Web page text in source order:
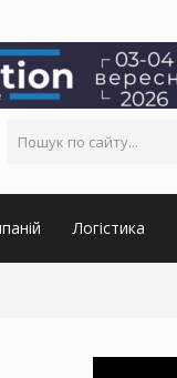
Логістика